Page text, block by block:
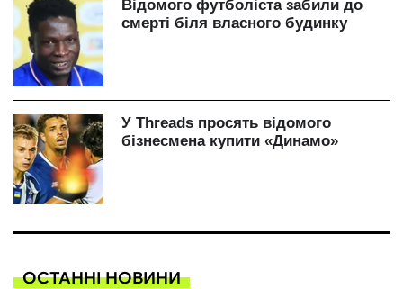
ОСТАННІ НОВИНИ